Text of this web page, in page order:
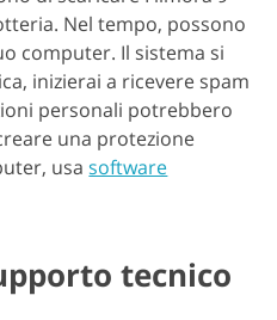
Nel tempo, possono
computer. Il sistema si
inizierai a ricevere spam
personali potrebbero
una protezione
usasoftware
tecnico